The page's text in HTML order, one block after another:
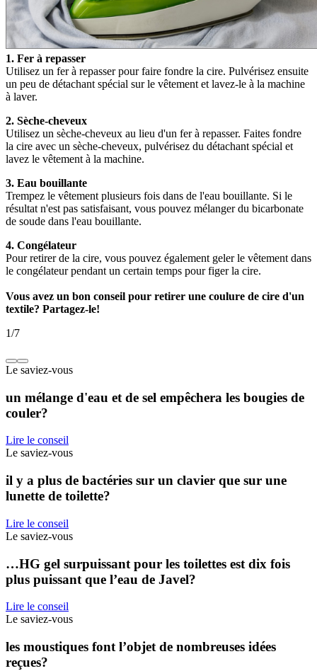
1. Fer à repasser
Utilisez un fer à repasser pour faire fondre la cire. Pulvérisez ensuite
un peu de détachant spécial sur le vêtement et lavez-le à la machine
à laver.
2. Sèche-cheveux
Utilisez un sèche-cheveux au lieu d'un fer à repasser. Faites fondre
la cire avec un sèche-cheveux, pulvérisez du détachant spécial et
lavez le vêtement à la machine.
3. Eau bouillante
Trempez le vêtement plusieurs fois dans de l'eau bouillante. Si le
résultat n'est pas satisfaisant, vous pouvez mélanger du bicarbonate
de soude dans l'eau bouillante.
4. Congélateur
Pour retirer de la cire, vous pouvez également geler le vêtement dans
le congélateur pendant un certain temps pour figer la cire.
Vous avez un bon conseil pour retirer une coulure de cire d'un
textile? Partagez-le!
1/7
Le saviez-vous
un mélange d'eau et de sel empêchera les bougies de
couler?
Lire le conseil
Le saviez-vous
il y a plus de bactéries sur un clavier que sur une
lunette de toilette?
Lire le conseil
Le saviez-vous
…HG gel surpuissant pour les toilettes est dix fois
plus puissant que l’eau de Javel?
Lire le conseil
Le saviez-vous
les moustiques font l’objet de nombreuses idées
reçues?